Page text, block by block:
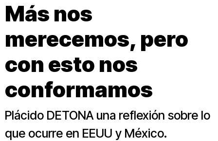
Más nos
merecemos, pero
con esto nos
conformamos
Plácido DETONA una reflexión sobre lo
que ocurre en EEUU y México.